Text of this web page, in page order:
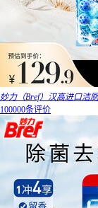
妙力（Bref）汉高进口洁
100000条评价